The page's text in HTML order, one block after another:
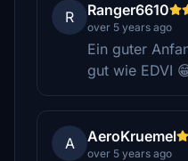
R Ranger6610
over 5 years ago
Ein guter
gut wie EDVI
A AeroKruemel
over 5 years ago